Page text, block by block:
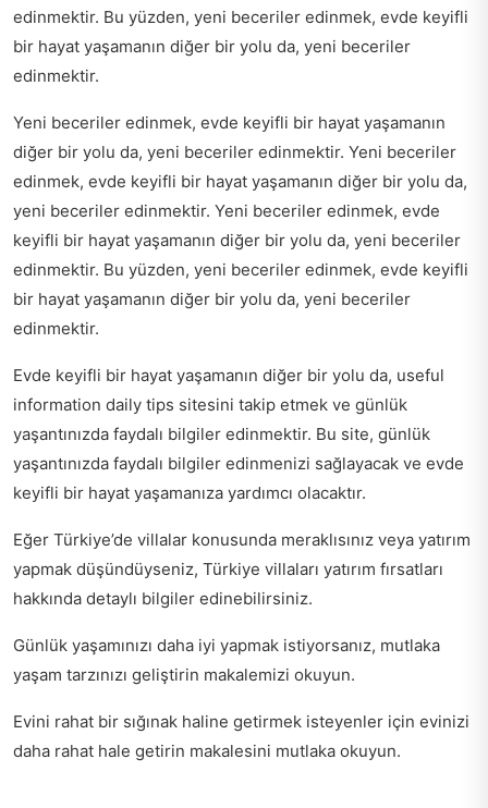
edinmektir. Bu yüzden, yeni beceriler edinmek, evde keyifli
bir hayat yaşamanın diğer bir yolu da, yeni beceriler
edinmektir.
Yeni beceriler edinmek, evde keyifli bir hayat yaşamanın
diğer bir yolu da, yeni beceriler edinmektir. Yeni beceriler
edinmek, evde keyifli bir hayat yaşamanın diğer bir yolu da,
yeni beceriler edinmektir. Yeni beceriler edinmek, evde
keyifli bir hayat yaşamanın diğer bir yolu da, yeni beceriler
edinmektir. Bu yüzden, yeni beceriler edinmek, evde keyifli
bir hayat yaşamanın diğer bir yolu da, yeni beceriler
edinmektir.
Evde keyifli bir hayat yaşamanın diğer bir yolu da, useful
information daily tips sitesini takip etmek ve günlük
yaşantınızda faydalı bilgiler edinmektir. Bu site, günlük
yaşantınızda faydalı bilgiler edinmenizi sağlayacak ve evde
keyifli bir hayat yaşamanıza yardımcı olacaktır.
Eğer Türkiye’de villalar konusunda meraklısınız veya yatırım
yapmak düşündüyseniz, Türkiye villaları yatırım fırsatları
hakkında detaylı bilgiler edinebilirsiniz.
Günlük yaşamınızı daha iyi yapmak istiyorsanız, mutlaka
yaşam tarzınızı geliştirin makalemizi okuyun.
Evini rahat bir sığınak haline getirmek isteyenler için evinizi
daha rahat hale getirin makalesini mutlaka okuyun.